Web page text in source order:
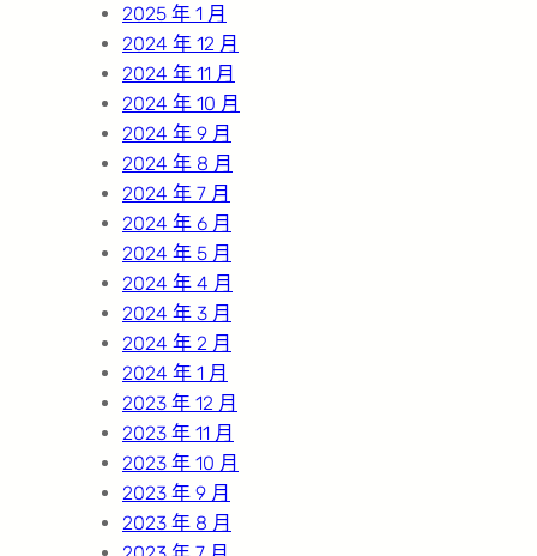
2025 年 1 月
2024 年 12 月
2024 年 11 月
2024 年 10 月
2024 年 9 月
2024 年 8 月
2024 年 7 月
2024 年 6 月
2024 年 5 月
2024 年 4 月
2024 年 3 月
2024 年 2 月
2024 年 1 月
2023 年 12 月
2023 年 11 月
2023 年 10 月
2023 年 9 月
2023 年 8 月